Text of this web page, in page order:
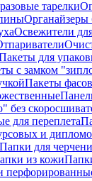
тарелки
Органайзеры
Освежители
для
с замком
Пакеты
без
для переплета
и
Папки для
из кожи